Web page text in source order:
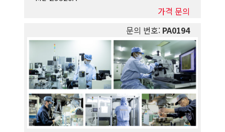
가격 문의
문의 번호:PA0194